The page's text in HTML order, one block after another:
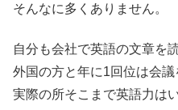
そんなに多くありません。
自分も会社で英語の文章を
外国の方と年に1回位は会
実際の所そこまで英語力は